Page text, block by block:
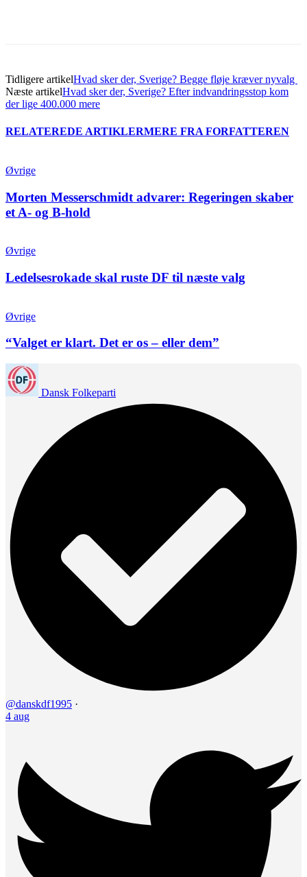
Tidligere artikelHvad sker der, Sverige? Begge fløje kræver nyvalg
Næste artikelHvad sker der, Sverige? Efter indvandringsstop kom
der lige 400.000 mere
RELATEREDE ARTIKLERMERE FRA FORFATTEREN
Øvrige
Morten Messerschmidt advarer: Regeringen skaber
et A- og B-hold
Øvrige
Ledelsesrokade skal ruste DF til næste valg
Øvrige
“Valget er klart. Det er os – eller dem”
Dansk Folkeparti
@danskdf1995 ·
4 aug